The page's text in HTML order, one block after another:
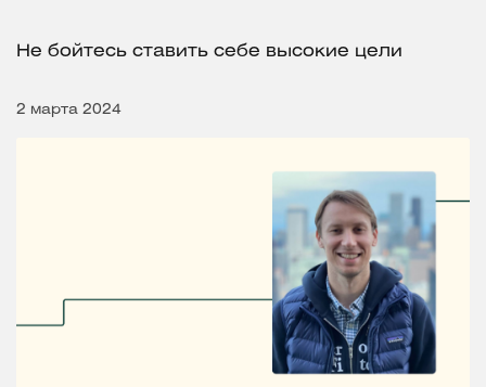
Не бойтесь ставить себе высокие цели
2 марта 2024